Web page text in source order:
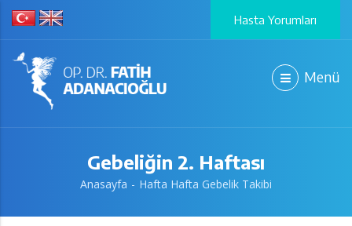
Hasta Yorumları
Menü
Gebeliğin 2. Haftası
Anasayfa Hafta Hafta Gebelik Takibi